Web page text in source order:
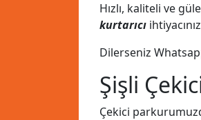
Hızlı, kaliteli ve
kurtarıcı
Dilerseniz
Şişli
Çekici